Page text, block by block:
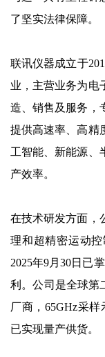
了坚实法律保障。
联讯仪器成立于
业，主营业务为电
造、销售及服务，
提供高速率、高精
工智能、新能源、
产效率。
在技术研发方面，
理和超精密运动
2025年9月30日已
利。公司是全球第
厂商，65GHz采样
已实现量产供货。